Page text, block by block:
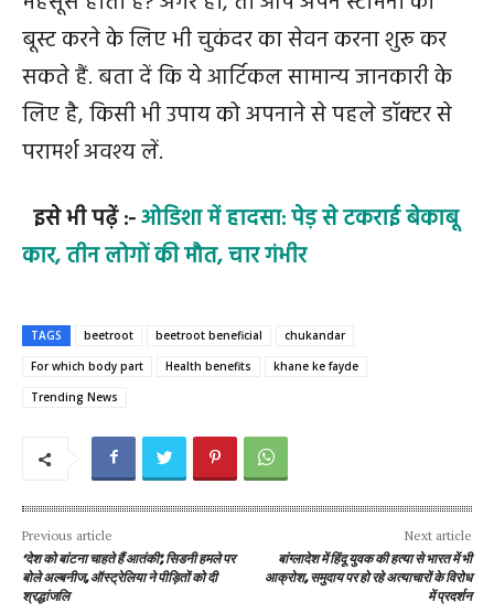
बूस्ट करने के लिए भी चुकंदर का सेवन करना शुरू कर
सकते हैं. बता दें कि ये आर्टिकल सामान्य जानकारी के
लिए है, किसी भी उपाय को अपनाने से पहले डॉक्टर से
परामर्श अवश्य लें.
इसे भी पढ़ें :-ओडिशा में हादसा: पेड़ से टकराई बेकाबू
कार, तीन लोगों की मौत, चार गंभीर
TAGS beetroot beetroot beneficial
chukandar
For which body part
Health benefits
khane ke fayde
Trending News
Previous article
‘देश को बांटना चाहते हैं आतंकी’, सिडनी हमले पर
बोले अल्बनीज, ऑस्ट्रेलिया ने पीड़ितों को दी
श्रद्धांजलि
Next article
बांग्लादेश में हिंदू युवक की हत्या से भारत में भी
आक्रोश, समुदाय पर हो रहे अत्याचारों के विरोध
में प्रदर्शन